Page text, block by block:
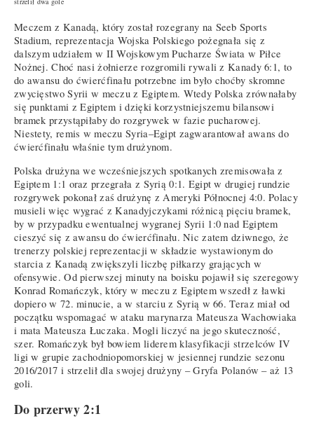
Meczem z Kanadą, który został rozegrany na Seeb Sports
Stadium, reprezentacja Wojska Polskiego pożegnała się z
dalszym udziałem w II Wojskowym Pucharze Świata w Piłce
Nożnej. Choć nasi żołnierze rozgromili rywali z Kanady 6:1, to
do awansu do ćwierćfinału potrzebne im było choćby skromne
zwycięstwo Syrii w meczu z Egiptem. Wtedy Polska zrównałaby
się punktami z Egiptem i dzięki korzystniejszemu bilansowi
bramek przystąpiłaby do rozgrywek w fazie pucharowej.
Niestety, remis w meczu Syria–Egipt zagwarantował awans do
ćwierćfinału właśnie tym drużynom.
Polska drużyna we wcześniejszych spotkanych zremisowała z
Egiptem 1:1 oraz przegrała z Syrią 0:1. Egipt w drugiej rundzie
rozgrywek pokonał zaś drużynę z Ameryki Północnej 4:0. Polacy
musieli więc wygrać z Kanadyjczykami różnicą pięciu bramek,
by w przypadku ewentualnej wygranej Syrii 1:0 nad Egiptem
cieszyć się z awansu do ćwierćfinału. Nic zatem dziwnego, że
trenerzy polskiej reprezentacji w składzie wystawionym do
starcia z Kanadą zwiększyli liczbę piłkarzy grających w
ofensywie. Od pierwszej minuty na boisku pojawił się szeregowy
Konrad Romańczyk, który w meczu z Egiptem wszedł z ławki
dopiero w 72. minucie, a w starciu z Syrią w 66. Teraz miał od
początku wspomagać w ataku marynarza Mateusza Wachowiaka
i mata Mateusza Łuczaka. Mogli liczyć na jego skuteczność,
szer. Romańczyk był bowiem liderem klasyfikacji strzelców IV
ligi w grupie zachodniopomorskiej w jesiennej rundzie sezonu
2016/2017 i strzelił dla swojej drużyny – Gryfa Polanów – aż 13
goli.
Do przerwy 2:1